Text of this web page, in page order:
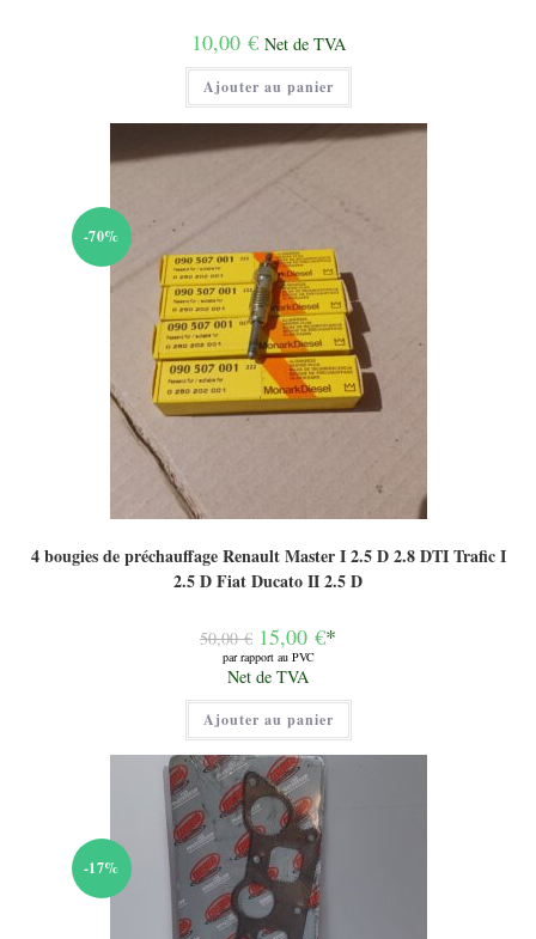
10,00 € Net de TVA
Ajouter au panier
-70%
4 bougies de préchauffage Renault Master I 2.5 D 2.8 DTI Trafic I
2.5 D Fiat Ducato II 2.5 D
50,00€ Le
prix
initial
était :
50,00 €.
15,00 €*
par rapport au PVC
Le
prix
actuel
est :
15,00 €.
Net de TVA
Ajouter au panier
-17%